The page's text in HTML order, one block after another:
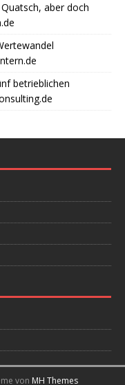
aber doch
betrieblichen
von MH Themes